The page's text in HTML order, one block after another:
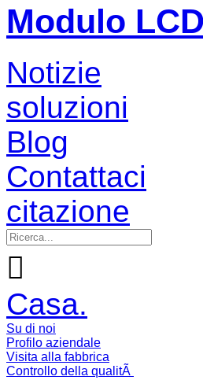
Modulo
Notizie
soluzioni
Blog
Contattaci
citazione

Casa.
Su di noi
Profilo aziendale
Visita alla fabbrica
Controllo della qualitÃ